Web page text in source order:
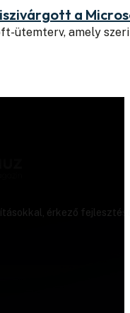
a
ütemterv, amely
érkező